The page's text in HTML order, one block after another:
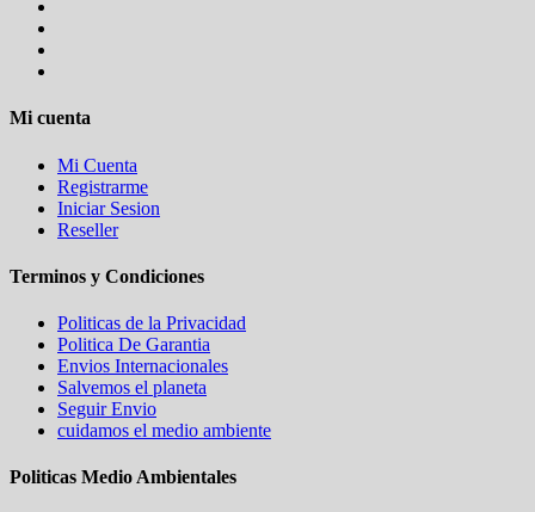
Mi cuenta
Mi Cuenta
Registrarme
Iniciar Sesion
Reseller
Terminos y Condiciones
Politicas de la Privacidad
Politica De Garantia
Envios Internacionales
Salvemos el planeta
Seguir Envio
cuidamos el medio ambiente
Politicas Medio Ambientales